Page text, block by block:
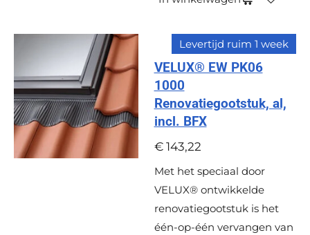
Levertijd ruim 1 week
VELUX® EW PK06
1000
Renovatiegootstuk, al,
incl. BFX
€ 143,22
Met het speciaal door
VELUX® ontwikkelde
renovatiegootstuk is het
één-op-één vervangen van